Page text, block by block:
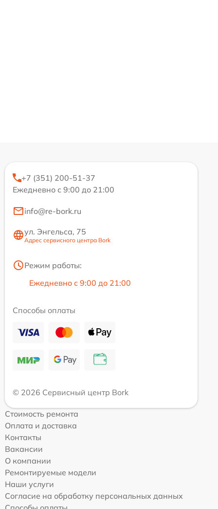
+7 (351) 200-51-37
Ежедневно с 9:00 до 21:00
info@re-bork.ru
ул. Энгельса, 75
Адрес сервисного центра Bork
Режим работы:
Ежедневно с 9:00 до 21:00
Способы оплаты
© 2026 Сервисный центр Bork
Стоимость ремонта
Оплата и доставка
Контакты
Вакансии
О компании
Ремонтируемые модели
Наши услуги
Согласие на обработку персональных данных